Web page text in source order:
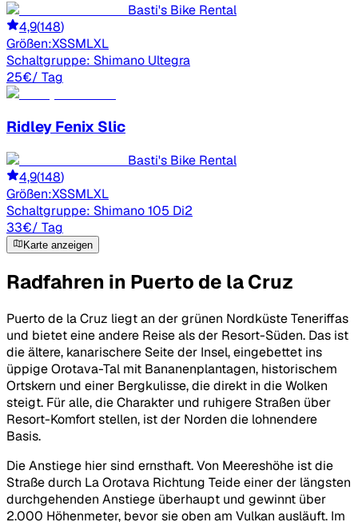
Basti's Bike Rental
4,9(148)
Größen:XSSMLXL
Schaltgruppe: Shimano Ultegra
25€/ Tag
Ridley Fenix Slic
Basti's Bike Rental
4,9(148)
Größen:XSSMLXL
Schaltgruppe: Shimano 105 Di2
33€/ Tag
Karte anzeigen
Radfahren in Puerto de la Cruz
Puerto de la Cruz liegt an der grünen Nordküste Teneriffas
und bietet eine andere Reise als der Resort-Süden. Das ist
die ältere, kanarischere Seite der Insel, eingebettet ins
üppige Orotava-Tal mit Bananenplantagen, historischem
Ortskern und einer Bergkulisse, die direkt in die Wolken
steigt. Für alle, die Charakter und ruhigere Straßen über
Resort-Komfort stellen, ist der Norden die lohnendere
Basis.
Die Anstiege hier sind ernsthaft. Von Meereshöhe ist die
Straße durch La Orotava Richtung Teide einer der längsten
durchgehenden Anstiege überhaupt und gewinnt über
2.000 Höhenmeter, bevor sie oben am Vulkan ausläuft. Im